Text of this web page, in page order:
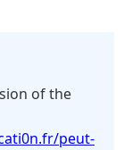
of the
peut-